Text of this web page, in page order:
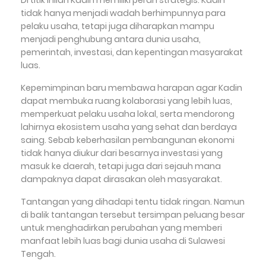
tidak hanya menjadi wadah berhimpunnya para
pelaku usaha, tetapi juga diharapkan mampu
menjadi penghubung antara dunia usaha,
pemerintah, investasi, dan kepentingan masyarakat
luas.
Kepemimpinan baru membawa harapan agar Kadin
dapat membuka ruang kolaborasi yang lebih luas,
memperkuat pelaku usaha lokal, serta mendorong
lahirnya ekosistem usaha yang sehat dan berdaya
saing. Sebab keberhasilan pembangunan ekonomi
tidak hanya diukur dari besarnya investasi yang
masuk ke daerah, tetapi juga dari sejauh mana
dampaknya dapat dirasakan oleh masyarakat.
Tantangan yang dihadapi tentu tidak ringan. Namun
di balik tantangan tersebut tersimpan peluang besar
untuk menghadirkan perubahan yang memberi
manfaat lebih luas bagi dunia usaha di Sulawesi
Tengah.